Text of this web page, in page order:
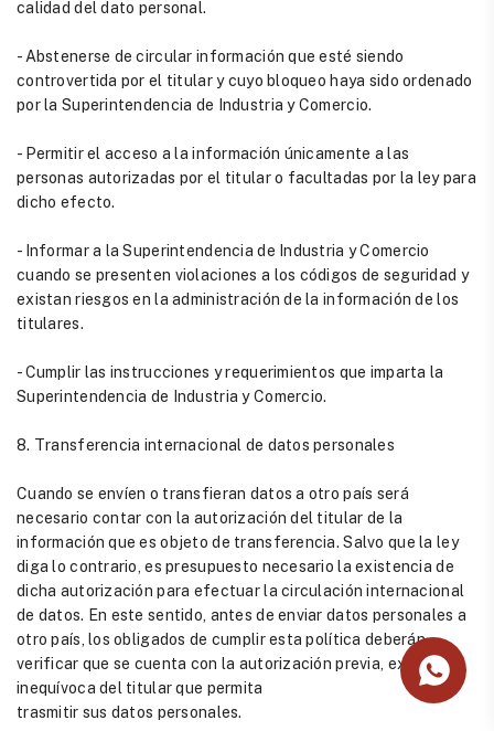
calidad del dato personal.
- Abstenerse de circular información que esté siendo
controvertida por el titular y cuyo bloqueo haya sido ordenado
por la Superintendencia de Industria y Comercio.
- Permitir el acceso a la información únicamente a las
personas autorizadas por el titular o facultadas por la ley para
dicho efecto.
- Informar a la Superintendencia de Industria y Comercio
cuando se presenten violaciones a los códigos de seguridad y
existan riesgos en la administración de la información de los
titulares.
- Cumplir las instrucciones y requerimientos que imparta la
Superintendencia de Industria y Comercio.
8. Transferencia internacional de datos personales
Cuando se envíen o transfieran datos a otro país será
necesario contar con la autorización del titular de la
información que es objeto de transferencia. Salvo que la ley
diga lo contrario, es presupuesto necesario la existencia de
dicha autorización para efectuar la circulación internacional
de datos. En este sentido, antes de enviar datos personales a
otro país, los obligados de cumplir esta política deberán
verificar que se cuenta con la autorización previa, expresa e
inequívoca del titular que permita
trasmitir sus datos personales.